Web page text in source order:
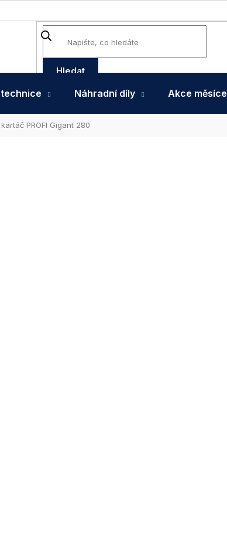
Hledat
Náhradní díly Akce měsíce
PROFI Gigant 280